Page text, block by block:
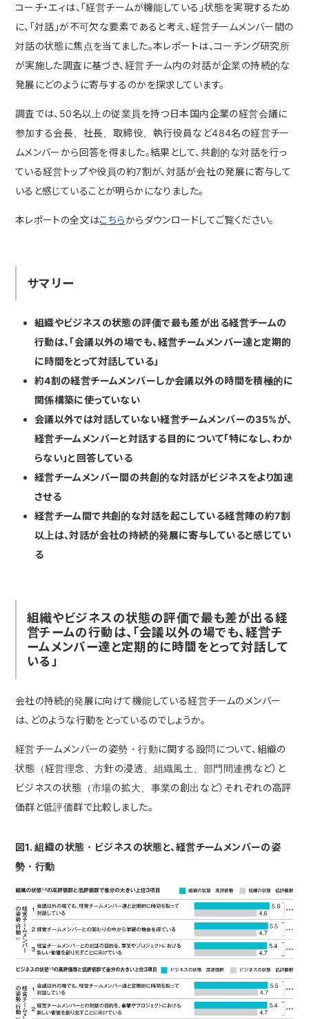
コーチ・エィは、「経営チームが機能している」状態を実現するため
に、「対話」が不可欠な要素であると考え、経営チームメンバー間の
対話の状態に焦点を当てました。本レポートは、コーチング研究所
が実施した調査に基づき、経営チーム内の対話が企業の持続的な
発展にどのように寄与するのかを探求しています。
調査では、50名以上の従業員を持つ日本国内企業の経営会議に
参加する会長、社長、取締役、執行役員など484名の経営チー
ムメンバーから回答を得ました。結果として、共創的な対話を行っ
ている経営トップや役員の約7割が、対話が会社の発展に寄与して
いると感じていることが明らかになりました。
本レポートの全文はこちらからダウンロードしてご覧ください。
サマリー
組織やビジネスの状態の評価で最も差が出る経営チームの
行動は、「会議以外の場でも、経営チームメンバー達と定期的
に時間をとって対話している」
約4割の経営チームメンバーしか会議以外の時間を積極的に
関係構築に使っていない
会議以外では対話していない経営チームメンバーの35%が、
経営チームメンバーと対話する目的について「特になし、わか
らない」と回答している
経営チームメンバー間の共創的な対話がビジネスをより加速
させる
経営チーム間で共創的な対話を起こしている経営陣の約7割
以上は、対話が会社の持続的発展に寄与していると感じてい
る
組織やビジネスの状態の評価で最も差が出る経
営チームの行動は、「会議以外の場でも、経営チ
ームメンバー達と定期的に時間をとって対話して
いる」
会社の持続的発展に向けて機能している経営チームのメンバー
は、どのような行動をとっているのでしょうか。
経営チームメンバーの姿勢・行動に関する設問について、組織の
状態（経営理念、方針の浸透、組織風土、部門間連携など）と
ビジネスの状態（市場の拡大、事業の創出など）それぞれの高評
価群と低評価群で比較しました。
図1. 組織の状態・ビジネスの状態と、経営チームメンバーの姿
勢・行動